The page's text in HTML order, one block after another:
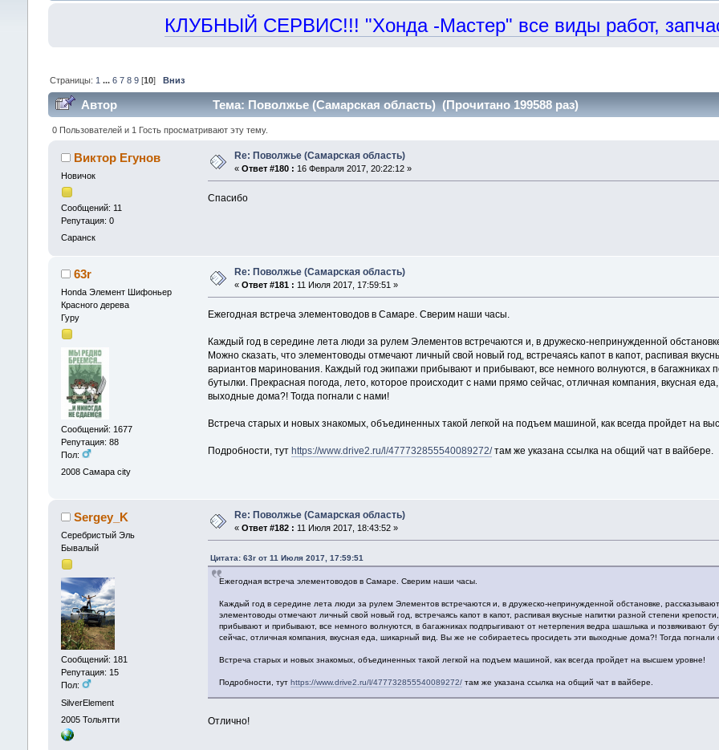
КЛУБНЫЙ СЕРВИС!!! "Хонда -Мастер" все виды работ,
Страницы: 1 ... 6 7 8 9[10] Вниз
Автор Тема: Поволжье (Самарская область) (Прочитано 199588 раз)
0 Пользователей и 1 Гость просматривают эту тему.
Виктор Егунов
Новичок
Сообщений: 11
Репутация: 0
Саранск
Re: Поволжье (Самарская область)
« Ответ #180 : 16 Февраля 2017, 20:22:12 »
Спасибо
63r
Honda Элемент Шифоньер
Красного дерева
Гуру
Сообщений: 1677
Репутация: 88
Пол:
2008 Самара city
Re: Поволжье (Самарская область)
« Ответ #181 : 11 Июля 2017, 17:59:51 »
Ежегодная встреча элементоводов в Самаре. Сверим наши часы.
Каждый год в середине лета люди за рулем Элементов встречаются и, в дружеско-непринужденной
Можно сказать, что элементоводы отмечают личный свой новый год, встречаясь капот в капот, распивая
вариантов маринования. Каждый год экипажи прибывают и прибывают, все немного волнуются, в
бутылки. Прекрасная погода, лето, которое происходит с нами прямо сейчас, отличная компания, вкусная
выходные дома?! Тогда погнали с нами!
Встреча старых и новых знакомых, объединенных такой легкой на подъем машиной, как всегда пройдет на
Подробности, тутhttps://www.drive2.ru/l/477732855540089272/там же указана ссылка на общий чат в вайбере.
Sergey_K
Серебристый Эль
Бывалый
Сообщений: 181
Репутация: 15
Пол:
SilverElement
2005 Тольятти
Re: Поволжье (Самарская область)
« Ответ #182 : 11 Июля 2017, 18:43:52 »
Цитата: 63r от 11 Июля 2017, 17:59:51
Ежегодная встреча элементоводов в Самаре. Сверим наши часы.
Каждый год в середине лета люди за рулем Элементов встречаются и, в дружеско-непринужденной обстановке,
элементоводы отмечают личный свой новый год, встречаясь капот в капот, распивая вкусные напитки разной степени
прибывают и прибывают, все немного волнуются, в багажниках подпрыгивают от нетерпения ведра шашлыка и позвякивают
сейчас, отличная компания, вкусная еда, шикарный вид. Вы же не собираетесь просидеть эти выходные дома?! Тогда погнали
Встреча старых и новых знакомых, объединенных такой легкой на подъем машиной, как всегда пройдет на высшем уровне!
Подробности, тутhttps://www.drive2.ru/l/477732855540089272/ там же указана ссылка на общий чат в вайбере.
Отлично!